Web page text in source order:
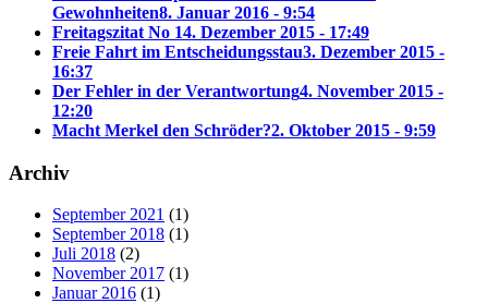
Gewohnheiten8. Januar 2016 - 9:54
Freitagszitat No 14. Dezember 2015 - 17:49
Freie Fahrt im Entscheidungsstau3. Dezember 2015 -
16:37
Der Fehler in der Verantwortung4. November 2015 -
12:20
Macht Merkel den Schröder?2. Oktober 2015 - 9:59
Archiv
September 2021 (1)
September 2018 (1)
Juli 2018 (2)
November 2017 (1)
Januar 2016 (1)